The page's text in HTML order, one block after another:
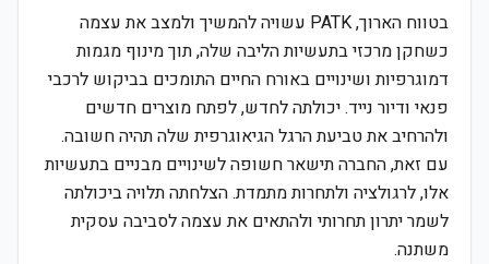
בטווח הארוך, PATK עשויה להמשיך ולמצב את עצמה
כשחקן מרכזי בתעשיות הליבה שלה, תוך מינוף מגמות
דמוגרפיות ושינויים באורח החיים התומכים בביקוש לרכבי
פנאי ודיור נייד. יכולתה לחדש, לפתח מוצרים חדשים
ולהרחיב את טביעת הרגל הגיאוגרפית שלה תהיה חשובה.
עם זאת, החברה תישאר חשופה לשינויים מבניים בתעשיות
אלו, לרגולציה ולתחרות מתמדת. הצלחתה תלויה ביכולתה
לשמר יתרון תחרותי ולהתאים את עצמה לסביבה עסקית
משתנה.